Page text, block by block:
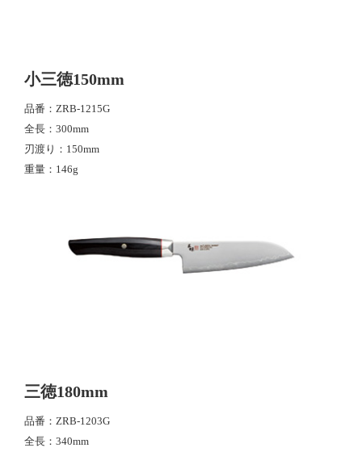
小三徳150mm
品番
ZRB-1215G
全長
300mm
刃渡り
150mm
重量
146g
三徳180mm
品番
ZRB-1203G
全長
340mm